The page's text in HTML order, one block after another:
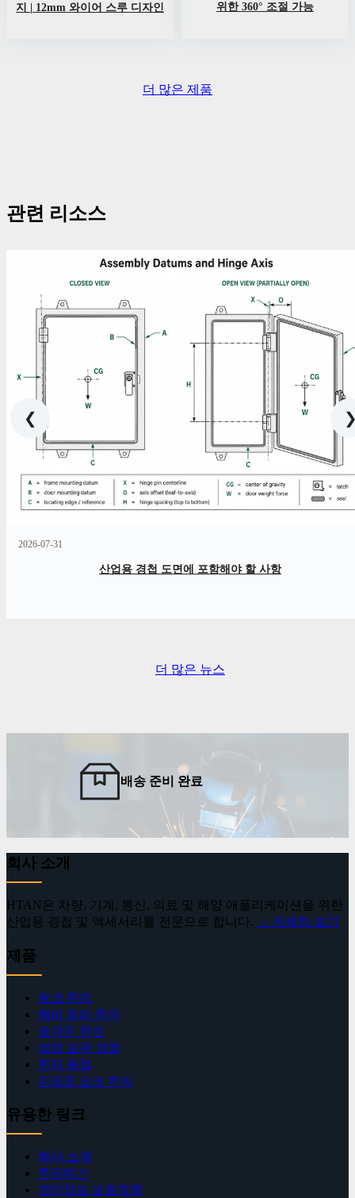
지 | 12mm 와이어 스루 디자인
위한 360° 조절 가능
더 많은 제품
관련 리소스
2026-07-31
산업용 경첩 도면에 포함해야 할 사항
더 많은 뉴스
배송 준비 완료
회사 소개
HTAN은 차량, 기계, 통신, 의료 및 해양 애플리케이션을 위한
산업용 경첩 및 액세서리를 전문으로 합니다. → 자세히 보기
제품
토크 힌지
헤비 듀티 힌지
숨겨진 힌지
냉장 보관 경첩
힌지 용접
리프트 오프 힌지
유용한 링크
회사 소개
문의하기
개인정보 보호정책